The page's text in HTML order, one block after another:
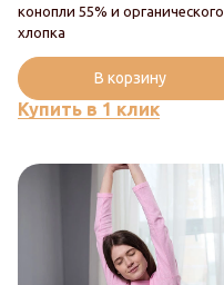
конопли 55% и органического
хлопка
Купить в 1 клик
В корзину